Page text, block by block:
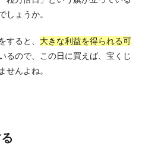
しょうか。
すると、 大きな利益を得られる可
るので、この日に買えば、宝くじ
せんよね。